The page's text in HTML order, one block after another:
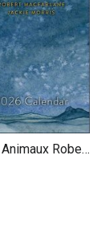
Robert